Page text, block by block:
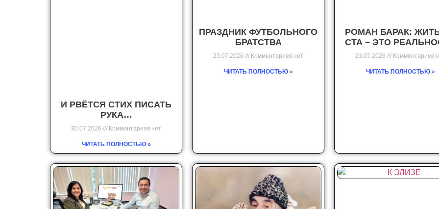
И РВЁТСЯ СТИХ ПИСАТЬ
РУКА…
30.07.2026 Комментариев нет
ЧИТАТЬ ПОЛНОСТЬЮ »
ПРАЗДНИК ФУТБОЛЬНОГО
БРАТСТВА
23.07.2026 Комментариев нет
ЧИТАТЬ ПОЛНОСТЬЮ »
РОМАН БАРАК:
СТА – ЭТО
23.07.2026 Комментариев
ЧИТАТЬ ПОЛНОСТЬЮ »